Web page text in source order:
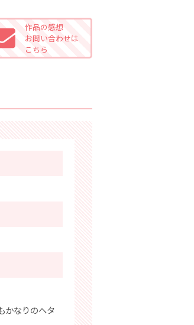
作品の感想
お問い合わせは
こちら
かなりのヘタ